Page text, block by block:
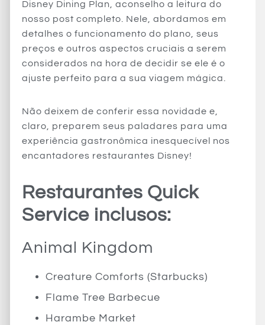
Disney Dining Plan, aconselho a leitura do
nosso post completo. Nele, abordamos em
detalhes o funcionamento do plano, seus
preços e outros aspectos cruciais a serem
considerados na hora de decidir se ele é o
ajuste perfeito para a sua viagem mágica.
Não deixem de conferir essa novidade e,
claro, preparem seus paladares para uma
experiência gastronômica inesquecível nos
encantadores restaurantes Disney!
Restaurantes Quick
Service inclusos:
Animal Kingdom
Creature Comforts (Starbucks)
Flame Tree Barbecue
Harambe Market